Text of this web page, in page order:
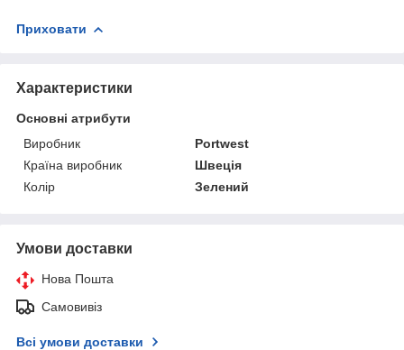
Приховати
Характеристики
Основні атрибути
Виробник
Portwest
Країна виробник
Швеція
Колір
Зелений
Умови доставки
Нова Пошта
Самовивіз
Всі умови доставки